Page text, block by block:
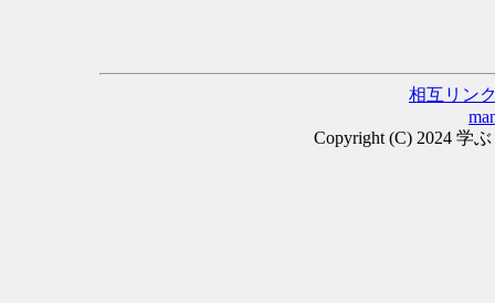
相互リン
Copyright (C) 2024 学